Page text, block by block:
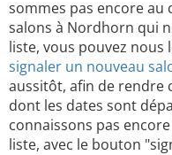
sommes pas encore au
salons à Nordhorn qui
liste, vous pouvez nous
signaler un nouveau
aussitôt, afin de rendre
dont les dates sont
connaissons pas
liste, avec le bouton